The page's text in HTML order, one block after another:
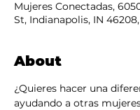
Mujeres Conectadas,
St, Indianapolis, IN
About
¿Quieres hacer una
ayudando a otras